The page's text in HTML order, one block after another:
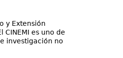
y Extensión
es uno de
investigación no